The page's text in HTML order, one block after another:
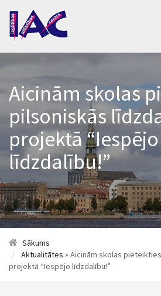
Aicinām skolas
pilsoniskās
projektā “Iespējo
līdzdalību!”
Sākums
Aktualitātes » Aicinām skolas
projektā “Iespējo līdzdalību!”